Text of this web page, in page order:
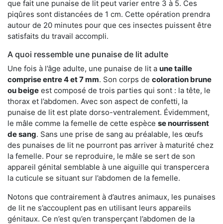
que fait une punaise de lit peut varier entre 3 à 5. Ces
piqûres sont distancées de 1 cm. Cette opération prendra
autour de 20 minutes pour que ces insectes puissent être
satisfaits du travail accompli.
A quoi ressemble une punaise de lit adulte
Une fois à l’âge adulte, une punaise de lit a une taille
comprise entre 4 et 7 mm. Son corps de coloration brune
ou beige est composé de trois parties qui sont : la tête, le
thorax et l’abdomen. Avec son aspect de confetti, la
punaise de lit est plate dorso-ventralement. Évidemment,
le mâle comme la femelle de cette espèce se nourrissent
de sang. Sans une prise de sang au préalable, les œufs
des punaises de lit ne pourront pas arriver à maturité chez
la femelle. Pour se reproduire, le mâle se sert de son
appareil génital semblable à une aiguille qui transpercera
la cuticule se situant sur l’abdomen de la femelle.
Notons que contrairement à d’autres animaux, les punaises
de lit ne s’accouplent pas en utilisant leurs appareils
génitaux. Ce n’est qu’en transperçant l’abdomen de la